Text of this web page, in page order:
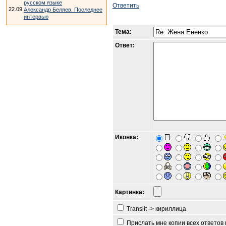
русском языке
22.09 Александр Беляев. Последнее
интервью
Ответить
Тема:
Ответ:
Иконка:
Картинка:
Translit -> кириллица
Прислать мне копии всех